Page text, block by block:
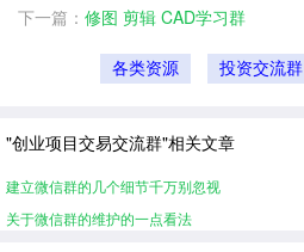
下一篇： 修图 剪辑 CAD学习群
各类资源 投资交流群
"创业项目交易交流群"相关文章
建立微信群的几个细节千万别忽视
关于微信群的维护的一点看法